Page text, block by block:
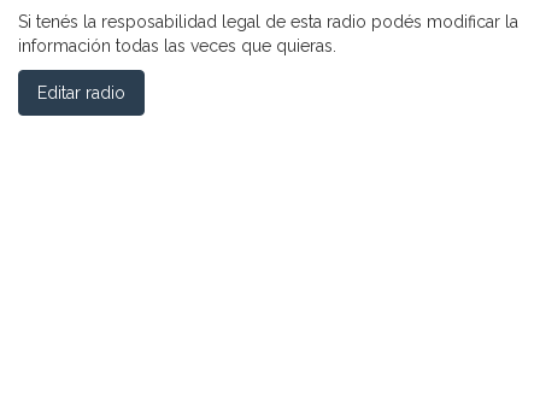
Si tenés la resposabilidad legal de esta radio podés modificar la
información todas las veces que quieras.
Editar radio